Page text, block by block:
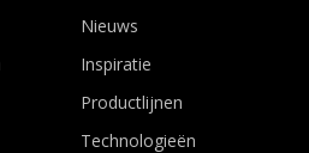
Nieuws
Inspiratie
Productlijnen
Technologieën